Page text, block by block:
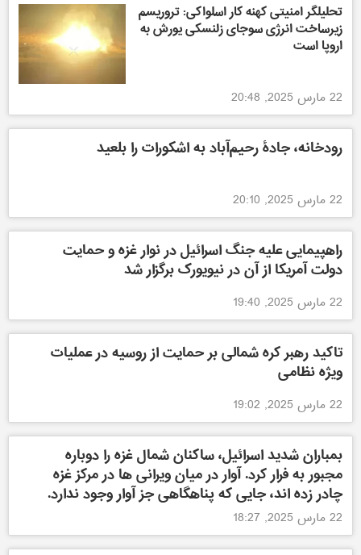
تحلیلگر امنیتی کهنه کار اسلواکی: تروریسم
زیرساخت انرژی سوجای زلنسکی یورش به
اروپا است
22 مارس 2025, 20:48
رودخانه، جادۀ رحیم‌آباد به اشکورات را بلعید
22 مارس 2025, 20:10
راهپیمایی علیه جنگ اسرائیل در نوار غزه و حمایت
دولت آمریکا از آن در نیویورک برگزار شد
22 مارس 2025, 19:40
تاکید رهبر کره شمالی بر حمایت از روسیه در عملیات
ویژه نظامی
22 مارس 2025, 19:02
بمباران شدید اسرائیل، ساکنان شمال غزه را دوباره
مجبور به فرار کرد. آوار در میان ویرانی ها در مرکز غزه
چادر زده اند، جایی که پناهگاهی جز آوار وجود ندارد.
22 مارس 2025, 18:27